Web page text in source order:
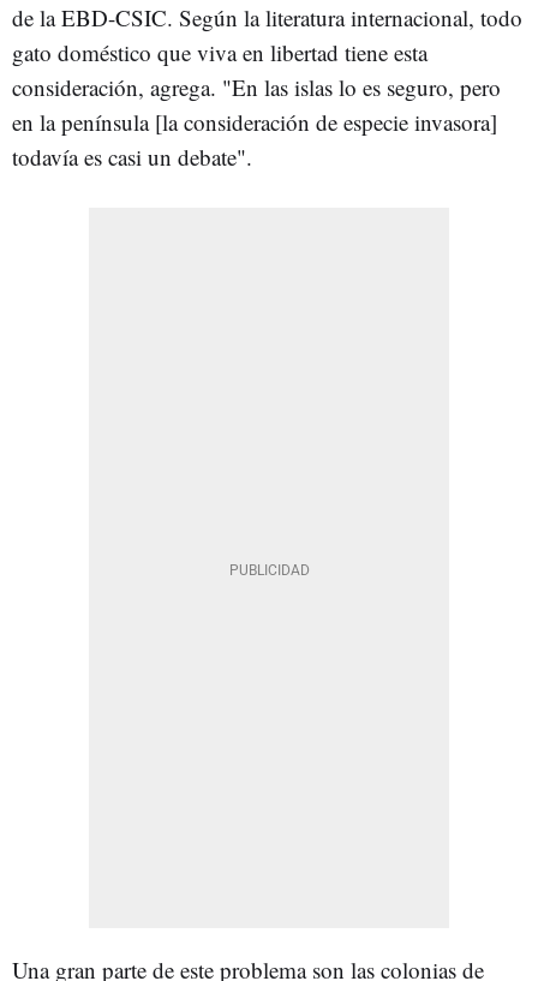
de la EBD-CSIC. Según la literatura internacional, todo
gato doméstico que viva en libertad tiene esta
consideración, agrega. "En las islas lo es seguro, pero
en la península [la consideración de especie invasora]
todavía es casi un debate".
Una gran parte de este problema son las colonias de